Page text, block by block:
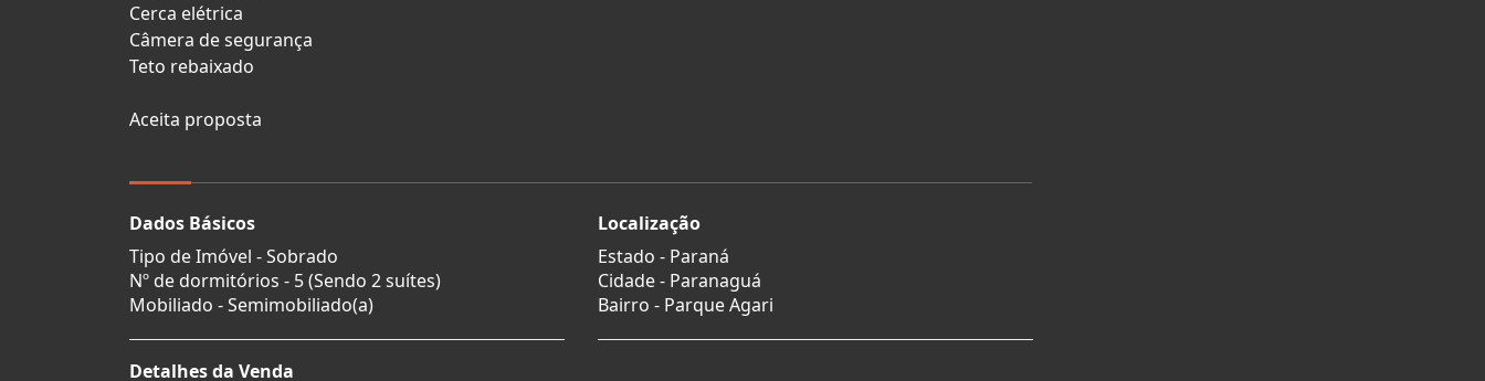
Cerca elétrica
Câmera de segurança
Teto rebaixado
Aceita proposta
Dados Básicos
Tipo de Imóvel - Sobrado
Nº de dormitórios - 5 (Sendo 2 suítes)
Mobiliado - Semimobiliado(a)
Detalhes da Venda
Localização
Estado - Paraná
Cidade - Paranaguá
Bairro - Parque Agari